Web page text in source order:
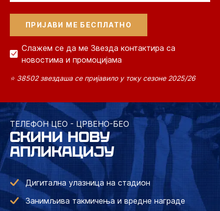
Слажем се да ме Звезда контактира са
новостима и промоцијама
⭐ 38502 звездаша се пријавило у току сезоне 2025/26
ТЕЛЕФОН ЦЕО - ЦРВЕНО-БЕО
СКИНИ НОВУ
АПЛИКАЦИЈУ
Дигитална улазница на стадион
Занимљива такмичења и вредне награде